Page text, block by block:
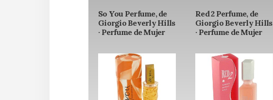
So You Perfume, de
Giorgio Beverly Hills
· Perfume de Mujer
Red 2 Perfume, de
Giorgio Beverly Hills
· Perfume de Mujer